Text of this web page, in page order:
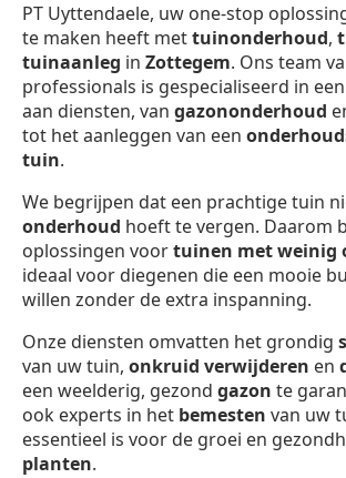
PT Uyttendaele, uw one-stop
te maken heeft mettuinonderhoud,
tuinaanleg in Zottegem. Ons team
professionals is gespecialiseerd in
aan diensten, van gazononderhoud
tot het aanleggen van een
tuin.
We begrijpen dat een prachtige tuin
onderhoud hoeft te vergen. Daarom
oplossingen voortuinen met weinig
ideaal voor diegenen die een mooie
willen zonder de extra inspanning.
Onze diensten omvatten het grondig
van uw tuin, onkruid verwijderen en
een weelderig, gezond gazon te
ook experts in het bemesten van uw
essentieel is voor de groei en
planten.